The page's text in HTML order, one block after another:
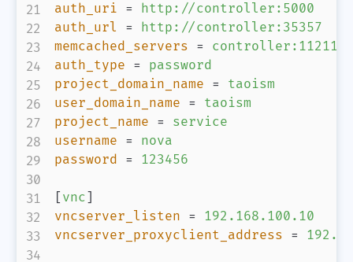
auth_uri =
http://controller:5000
auth_url =
http://controller:35357
memcached_servers =
controller:11211
auth_type =
password
project_domain_name =
taoism
user_domain_name =
taoism
project_name =
service
username =
nova
password = 123456
[ vnc ]
vncserver_listen =
192.168.100.10
vncserver_proxyclient_address =